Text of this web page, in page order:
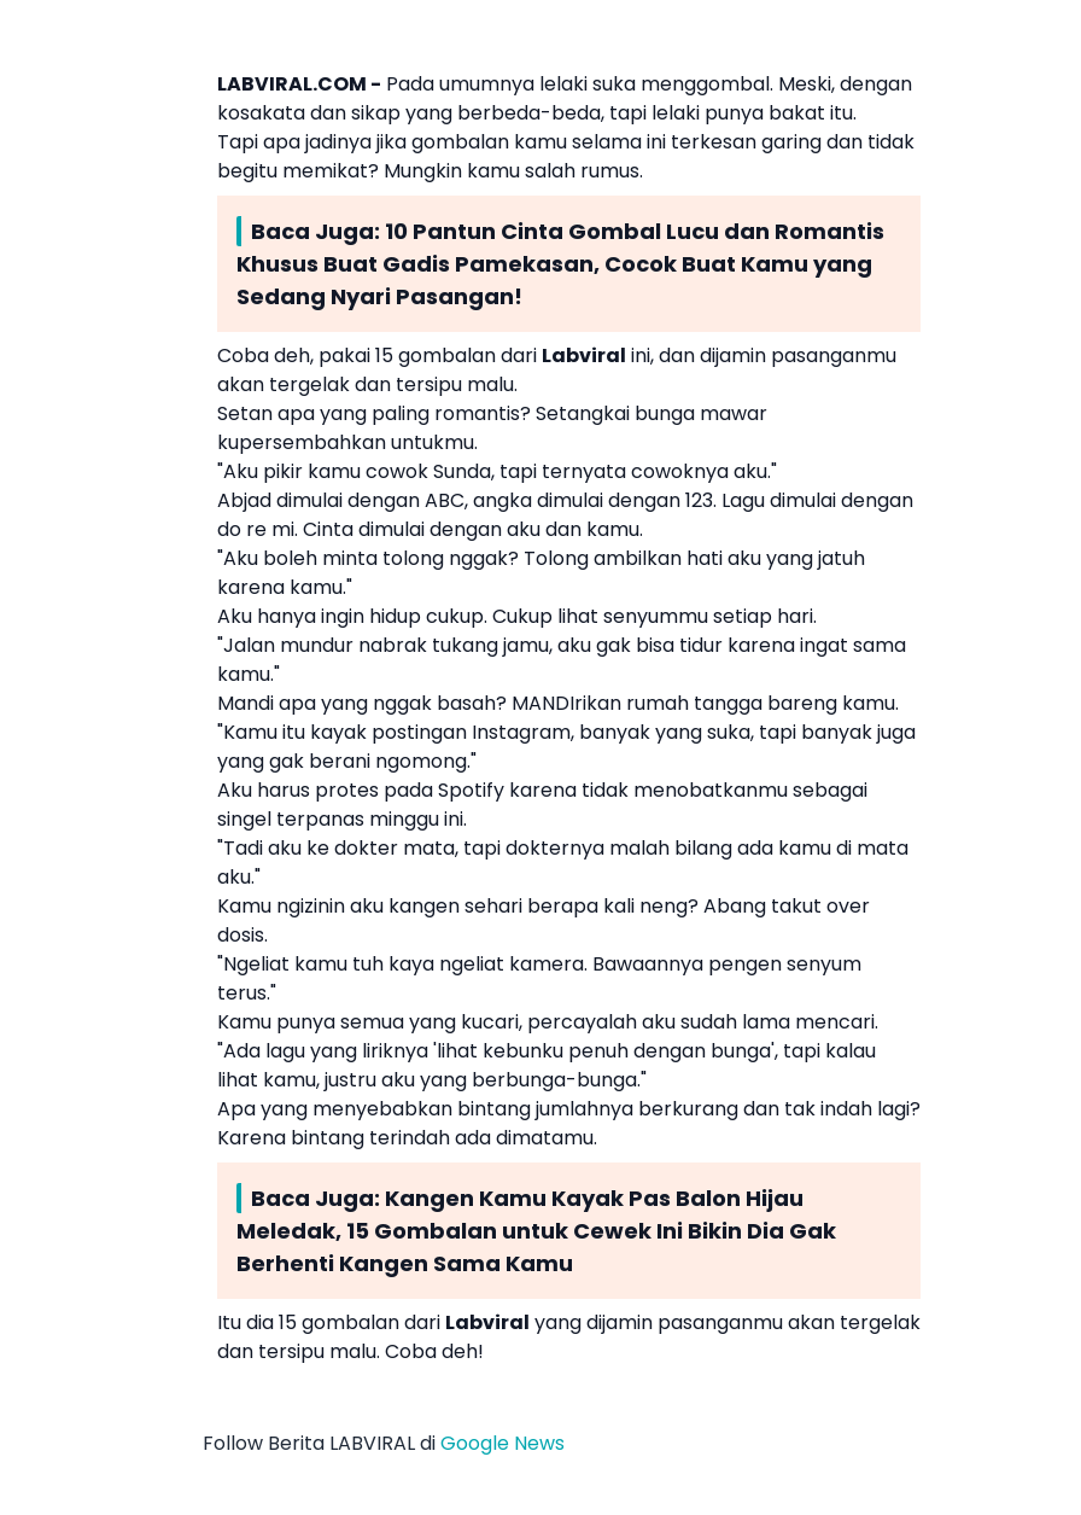
LABVIRAL.COM - Pada umumnya lelaki suka menggombal. Meski, dengan
kosakata dan sikap yang berbeda-beda, tapi lelaki punya bakat itu.
Tapi apa jadinya jika gombalan kamu selama ini terkesan garing dan tidak
begitu memikat? Mungkin kamu salah rumus.
Baca Juga: 10 Pantun Cinta Gombal Lucu dan Romantis
Khusus Buat Gadis Pamekasan, Cocok Buat Kamu yang
Sedang Nyari Pasangan!
Coba deh, pakai 15 gombalan dari Labviral ini, dan dijamin pasanganmu
akan tergelak dan tersipu malu.
Setan apa yang paling romantis? Setangkai bunga mawar
kupersembahkan untukmu.
"Aku pikir kamu cowok Sunda, tapi ternyata cowoknya aku."
Abjad dimulai dengan ABC, angka dimulai dengan 123. Lagu dimulai dengan
do re mi. Cinta dimulai dengan aku dan kamu.
"Aku boleh minta tolong nggak? Tolong ambilkan hati aku yang jatuh
karena kamu."
Aku hanya ingin hidup cukup. Cukup lihat senyummu setiap hari.
"Jalan mundur nabrak tukang jamu, aku gak bisa tidur karena ingat sama
kamu."
Mandi apa yang nggak basah? MANDIrikan rumah tangga bareng kamu.
"Kamu itu kayak postingan Instagram, banyak yang suka, tapi banyak juga
yang gak berani ngomong."
Aku harus protes pada Spotify karena tidak menobatkanmu sebagai
singel terpanas minggu ini.
"Tadi aku ke dokter mata, tapi dokternya malah bilang ada kamu di mata
aku."
Kamu ngizinin aku kangen sehari berapa kali neng? Abang takut over
dosis.
"Ngeliat kamu tuh kaya ngeliat kamera. Bawaannya pengen senyum
terus."
Kamu punya semua yang kucari, percayalah aku sudah lama mencari.
"Ada lagu yang liriknya 'lihat kebunku penuh dengan bunga', tapi kalau
lihat kamu, justru aku yang berbunga-bunga."
Apa yang menyebabkan bintang jumlahnya berkurang dan tak indah lagi?
Karena bintang terindah ada dimatamu.
Baca Juga: Kangen Kamu Kayak Pas Balon Hijau
Meledak, 15 Gombalan untuk Cewek Ini Bikin Dia Gak
Berhenti Kangen Sama Kamu
Itu dia 15 gombalan dari Labviral yang dijamin pasanganmu akan tergelak
dan tersipu malu. Coba deh!
Follow Berita LABVIRAL diGoogle News